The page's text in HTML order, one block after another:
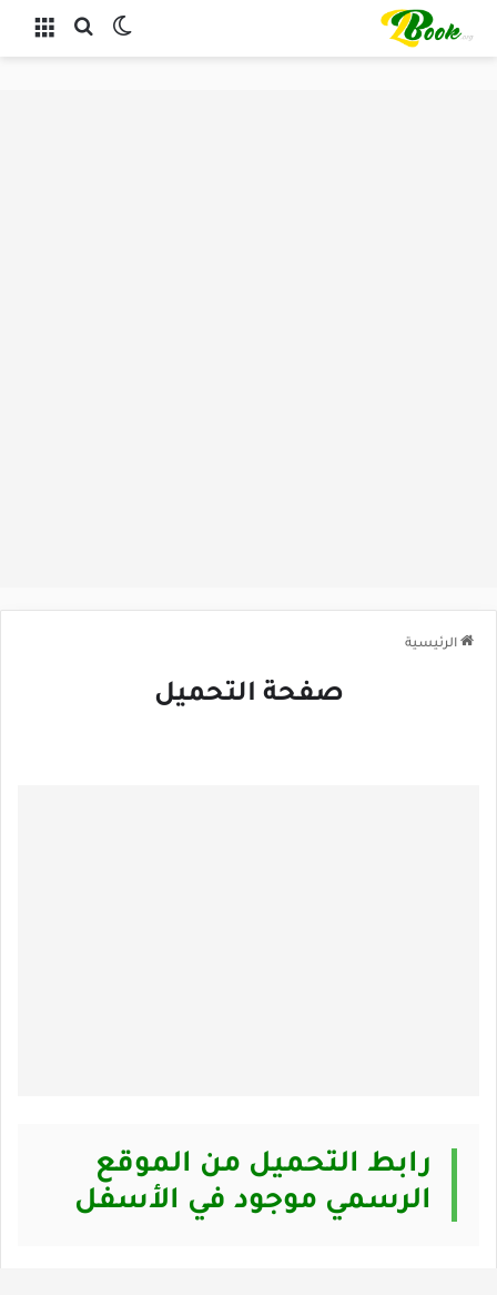
القائمة بحث عن
الرئيسية
صفحة التحميل
رابط التحميل من الموقع
الرسمي موجود في الأسفل